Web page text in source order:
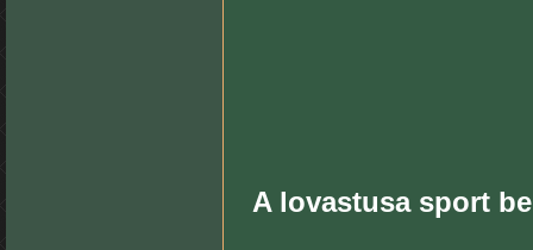
A lovastusa sport